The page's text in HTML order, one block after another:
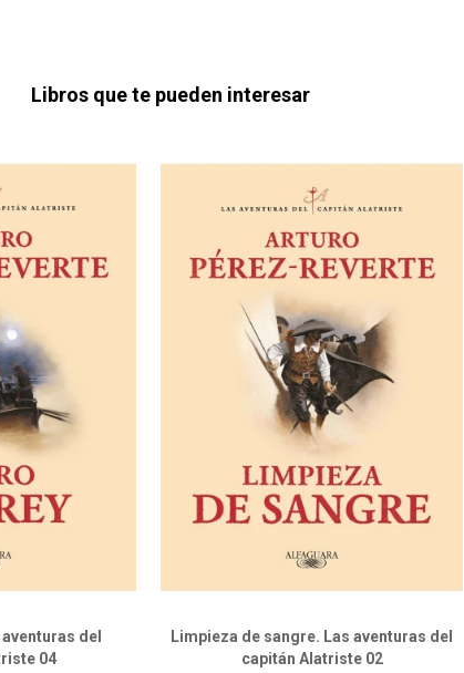
Libros que te pueden interesar
del
04
Limpieza de sangre. Las aventuras del
capitán Alatriste 02